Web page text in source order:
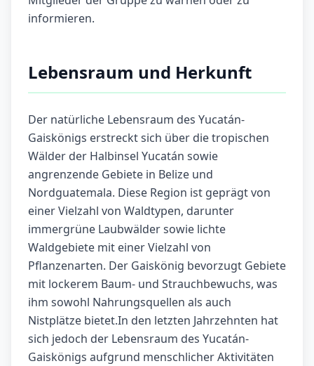
informieren.
Lebensraum und Herkunft
Der natürliche Lebensraum des Yucatán-
Gaiskönigs erstreckt sich über die tropischen
Wälder der Halbinsel Yucatán sowie
angrenzende Gebiete in Belize und
Nordguatemala. Diese Region ist geprägt von
einer Vielzahl von Waldtypen, darunter
immergrüne Laubwälder sowie lichte
Waldgebiete mit einer Vielzahl von
Pflanzenarten. Der Gaiskönig bevorzugt Gebiete
mit lockerem Baum- und Strauchbewuchs, was
ihm sowohl Nahrungsquellen als auch
Nistplätze bietet.In den letzten Jahrzehnten hat
sich jedoch der Lebensraum des Yucatán-
Gaiskönigs aufgrund menschlicher Aktivitäten